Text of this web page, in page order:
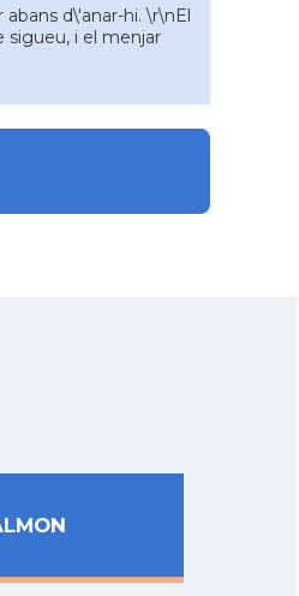
d\'anar-hi. \r\nEl
sigueu, i el menjar